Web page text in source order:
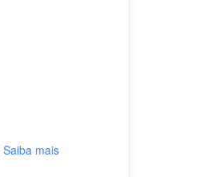
Saiba mais